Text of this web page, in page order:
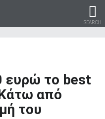
SEARCH
για το
ευρώ το best
από
του